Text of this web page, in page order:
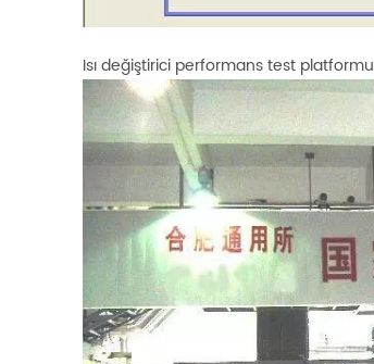
Isı değiştirici performans test platformu